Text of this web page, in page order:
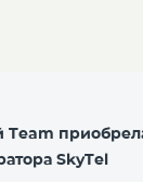
SkyTel